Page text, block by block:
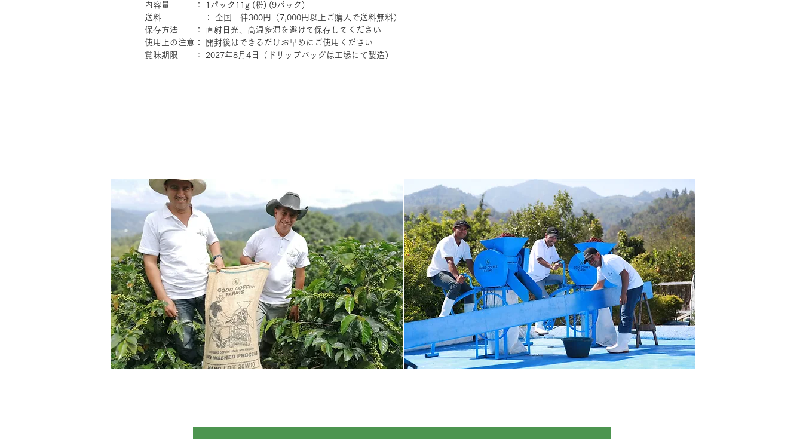
内容量 ： 1パック11g (粉) (9パック)
送料 ： 全国一律300円（7,000円以上ご購入で送料無料）
保存方法 ： 直射日光、高温多湿を避けて保存してください
使用上の注意： 開封後はできるだけお早めにご使用ください
賞味期限 ： 2027年8月4日（ドリップバッグは工場にて製造）